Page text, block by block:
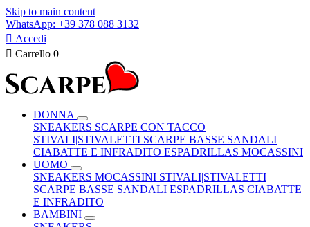
Skip to main content
WhatsApp: +39 378 088 3132
 Accedi
 Carrello 0
DONNA
SNEAKERS SCARPE CON TACCO
STIVALI|STIVALETTI SCARPE BASSE SANDALI
CIABATTE E INFRADITO ESPADRILLAS MOCASSINI
UOMO
SNEAKERS MOCASSINI STIVALI|STIVALETTI
SCARPE BASSE SANDALI ESPADRILLAS CIABATTE
E INFRADITO
BAMBINI